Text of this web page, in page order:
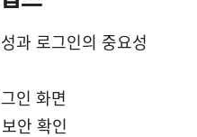
과 로그인의 중요성
인 화면
안 확인